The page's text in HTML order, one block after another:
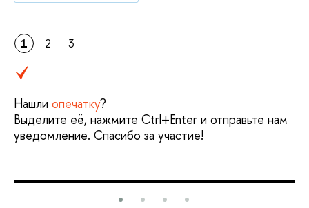
1 2 3
Нашли опечатку?
Выделите её, нажмите Ctrl+Enter и отправьте нам
уведомление. Спасибо за участие!